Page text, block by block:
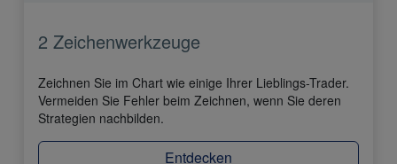
2 Zeichenwerkzeuge
Zeichnen Sie im Chart wie einige Ihrer Lieblings-Trader.
Vermeiden Sie Fehler beim Zeichnen, wenn Sie deren
Strategien nachbilden.
Entdecken